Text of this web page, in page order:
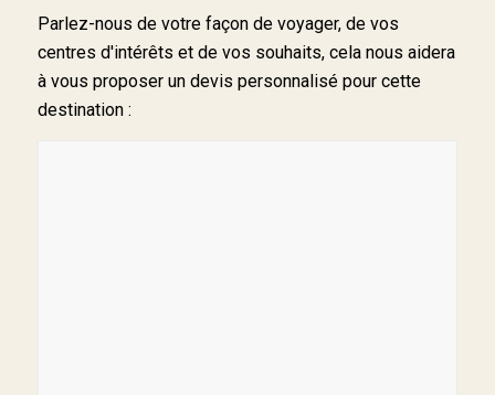
Parlez-nous de votre façon de voyager, de vos
centres d'intérêts et de vos souhaits, cela nous aidera
à vous proposer un devis personnalisé pour cette
destination :